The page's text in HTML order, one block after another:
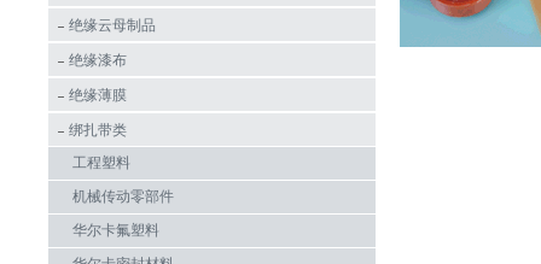
绝缘云母制品
绝缘漆布
绝缘薄膜
绑扎带类
工程塑料
机械传动零部件
华尔卡氟塑料